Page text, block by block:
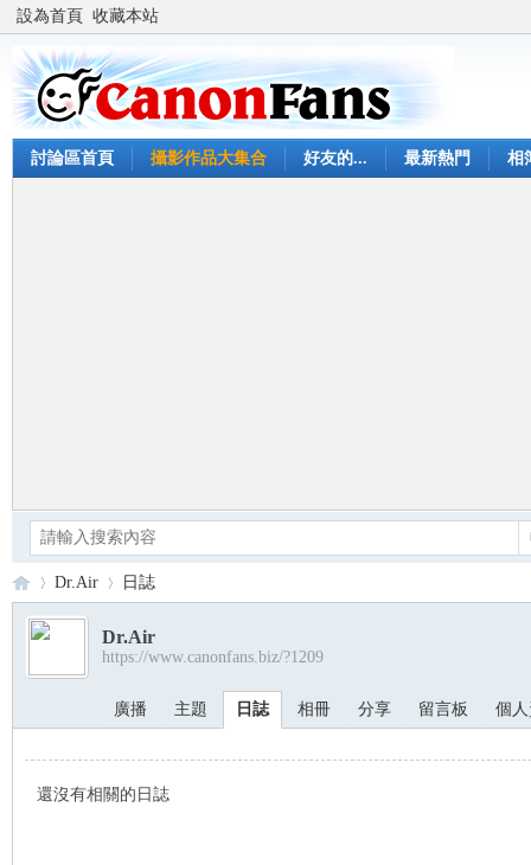
設為首頁 收藏本站
討論區首頁 攝影作品大集合 好友的... 最新熱門 相
Ca›
Dr.Air 日誌
Dr.Air
https://www.canonfans.biz/?1209
廣播 主題 日誌 相冊 分享 留言板 個
還沒有相關的日誌